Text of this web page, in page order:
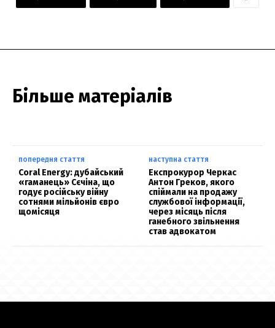
Більше матеріалів
попередня стаття
Coral Energy: дубайський
«гаманець» Сєчіна, що
годує російську війну
сотнями мільйонів євро
щомісяця
наступна стаття
Експрокурор Черкас
Антон Греков, якого
спіймали на продажу
службової інформації,
через місяць після
ганебного звільнення
став адвокатом